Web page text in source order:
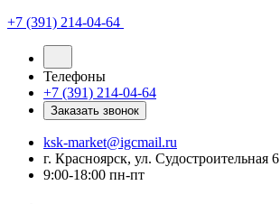
+7 (391) 214-04-64
Телефоны
+7 (391) 214-04-64
Заказать звонок
ksk-market@igcmail.ru
г. Красноярск, ул. Судостроительная 6
9:00-18:00 пн-пт